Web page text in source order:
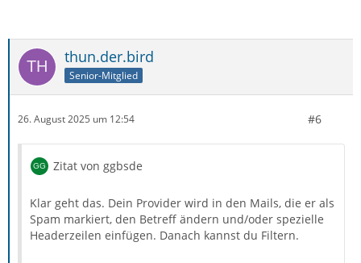
thun.der.bird
Senior-Mitglied
26. August 2025 um 12:54 #6
Zitat von ggbsde
Klar geht das. Dein Provider wird in den Mails, die er als
Spam markiert, den Betreff ändern und/oder spezielle
Headerzeilen einfügen. Danach kannst du Filtern.